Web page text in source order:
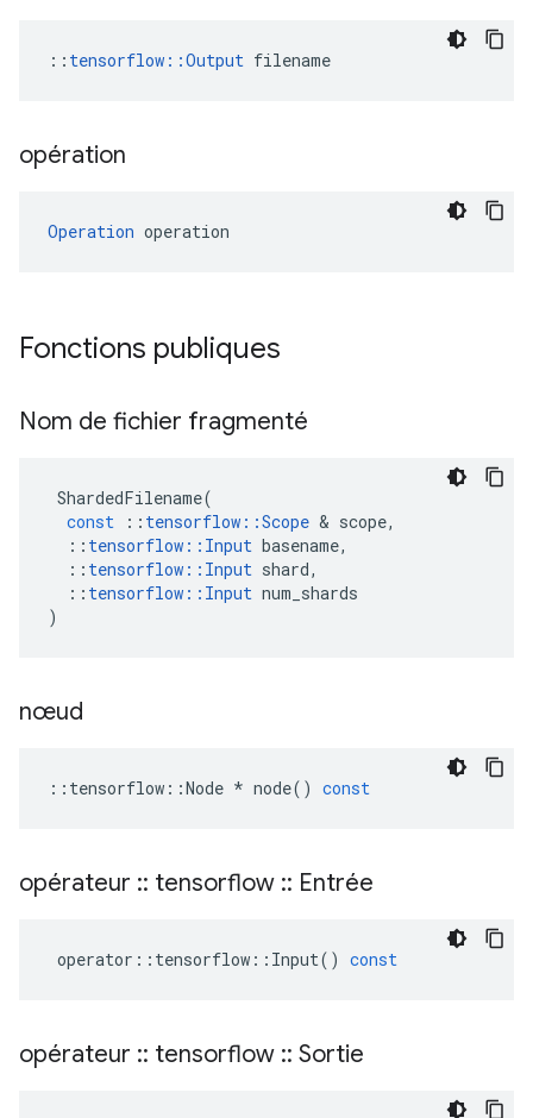
:: tensorflow::Output filename
opération
Operation operation
Fonctions publiques
Nom de fichier fragmenté
ShardedFilename(
const
:: tensorflow ::Scope & scope,
:: tensorflow :: Input basename,
:: tensorflow :: Input shard,
:: tensorflow :: Input num_shards
)
nœud
:: tensorflow ::Node * node() const
opérateur :: tensorflow :: Entrée
operator :: tensorflow :: Input() const
opérateur :: tensorflow :: Sortie